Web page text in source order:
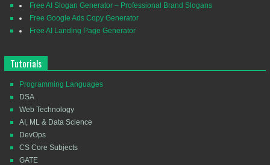
Free AI Slogan Generator – Professional Brand Slogans
Free Google Ads Copy Generator
Free AI Landing Page Generator
Tutorials
Programming Languages
DSA
Web Technology
AI, ML & Data Science
DevOps
CS Core Subjects
GATE